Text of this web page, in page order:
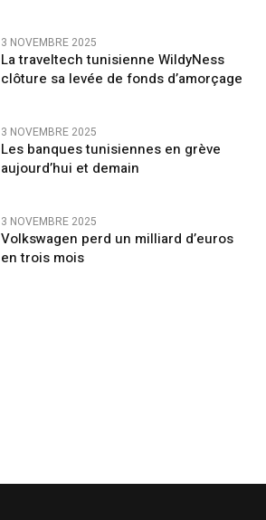
3 NOVEMBRE 2025
La traveltech tunisienne WildyNess
clôture sa levée de fonds d’amorçage
3 NOVEMBRE 2025
Les banques tunisiennes en grève
aujourd’hui et demain
3 NOVEMBRE 2025
Volkswagen perd un milliard d’euros
en trois mois